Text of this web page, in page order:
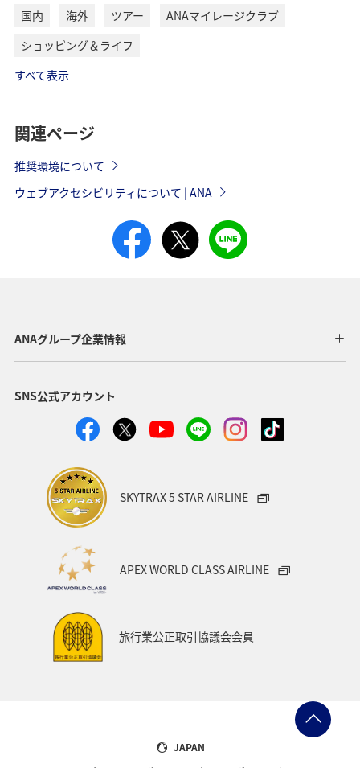
国内 海外 ツアー
ANAマイレージクラブ
ショッピング＆ライフ
すべて表示
関連ページ
推奨環境について
ウェブアクセシビリティについて | ANA
ANAグループ企業情報
SNS公式アカウント
SKYTRAX 5 STAR AIRLINE
APEX WORLD CLASS AIRLINE
旅行業公正取引協議会会員
JAPAN